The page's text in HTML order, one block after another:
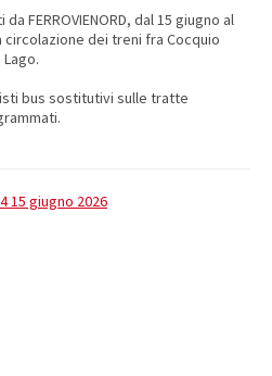
FERROVIENORD, dal 15 giugno al
dei treni fra Cocquio
bus sostitutivi sulle tratte
15 giugno 2026